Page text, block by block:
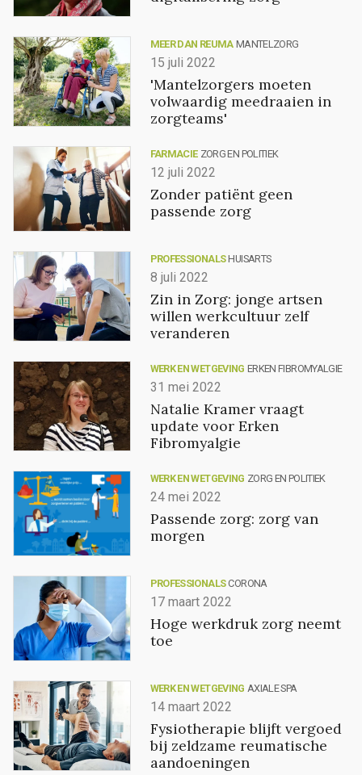
MEER DAN REUMA MANTELZORG
15 juli 2022
'Mantelzorgers moeten
volwaardig meedraaien in
zorgteams'
FARMACIE ZORG EN POLITIEK
12 juli 2022
Zonder patiënt geen
passende zorg
PROFESSIONALS HUISARTS
8 juli 2022
Zin in Zorg: jonge artsen
willen werkcultuur zelf
veranderen
WERK EN WETGEVING ERKEN FIBROMYALGIE
31 mei 2022
Natalie Kramer vraagt
update voor Erken
Fibromyalgie
WERK EN WETGEVING ZORG EN POLITIEK
24 mei 2022
Passende zorg: zorg van
morgen
PROFESSIONALS CORONA
17 maart 2022
Hoge werkdruk zorg neemt
toe
WERK EN WETGEVING AXIALE SPA
14 maart 2022
Fysiotherapie blijft vergoed
bij zeldzame reumatische
aandoeningen